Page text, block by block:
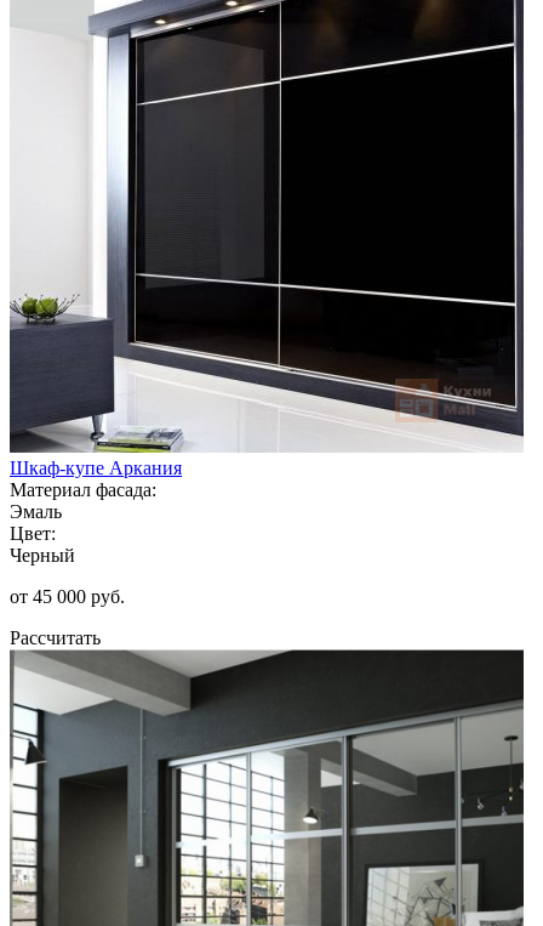
Шкаф-купе Аркания
Материал фасада:
Эмаль
Цвет:
Черный
от 45 000 руб.
Рассчитать